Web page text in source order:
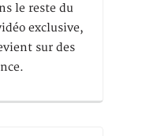
le reste du
exclusive,
sur des